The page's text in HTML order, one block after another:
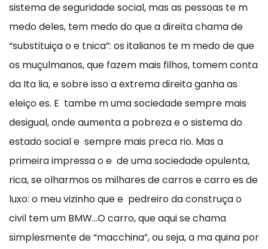
sistema de seguridade social, mas as pessoas te m
medo deles, tem medo do que a direita chama de
“substituiça o e tnica”: os italianos te m medo de que
os muçulmanos, que fazem mais filhos, tomem conta
da Ita lia, e sobre isso a extrema direita ganha as
eleiço es. E tambe m uma sociedade sempre mais
desigual, onde aumenta a pobreza e o sistema do
estado social e sempre mais preca rio. Mas a
primeira impressa o e de uma sociedade opulenta,
rica, se olharmos os milhares de carros e carro es de
luxo: o meu vizinho que e pedreiro da construça o
civil tem um BMW...O carro, que aqui se chama
simplesmente de “macchina”, ou seja, a ma quina por